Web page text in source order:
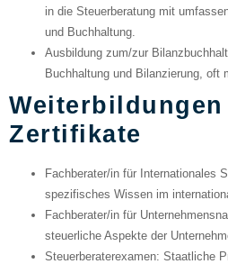
in die Steuerberatung mit
und Buchhaltung.
Ausbildung zum/zur
Buchhaltung und Bilanzierung, oft
Weiterbildungen
Zertifikate
Fachberater/in für Internationales
spezifisches Wissen im
Fachberater/in für
steuerliche Aspekte der
Steuerberaterexamen: Staatliche